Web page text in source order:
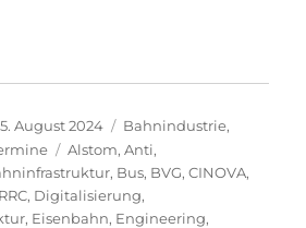
August 2024 Kategorien
Bahnindustrie,
Schlagwörter
Alstom,Anti,
, Bus, BVG,CINOVA,
, Digitalisierung,
, Eisenbahn, Engineering,